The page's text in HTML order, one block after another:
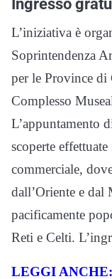
Ingresso
L’iniziativa è
Soprintendenza
per le Province di
Complesso
L’appuntamento
scoperte
commerciale,
dall’Oriente e dal
pacificamente
Reti e Celti.
LEGGI